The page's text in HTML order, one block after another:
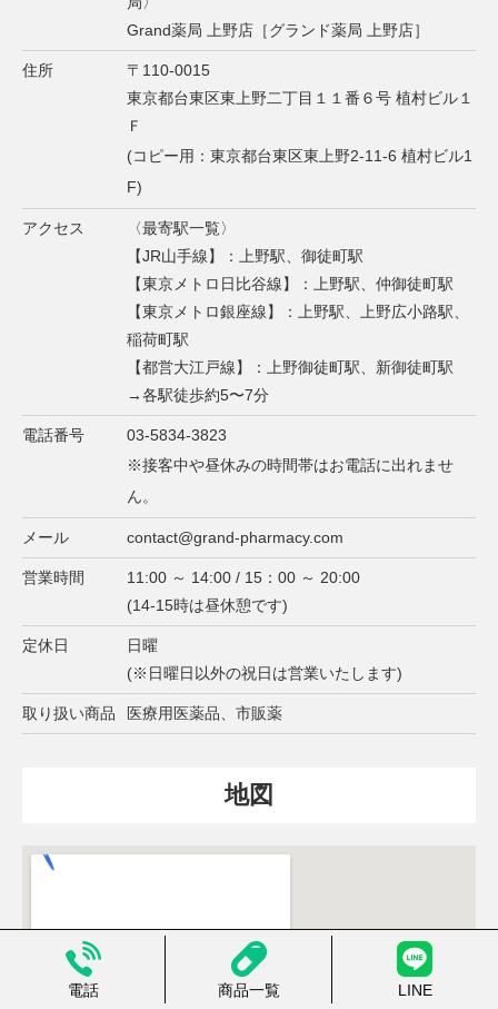
Grand薬局 上野店［グランド薬局 上野店］
住所
〒110-0015
東京都台東区東上野二丁目１１番６号 植村ビル１
Ｆ
(コピー用：東京都台東区東上野2-11-6 植村ビル1
F)
アクセス
〈最寄駅一覧〉
【JR山手線】：上野駅、御徒町駅
【東京メトロ日比谷線】：上野駅、仲御徒町駅
【東京メトロ銀座線】：上野駅、上野広小路駅、
稲荷町駅
【都営大江戸線】：上野御徒町駅、新御徒町駅
→各駅徒歩約5〜7分
電話番号
03-5834-3823
※接客中や昼休みの時間帯はお電話に出れませ
ん。
メール contact@grand-pharmacy.com
営業時間
11:00 ～ 14:00 / 15：00 ～ 20:00
(14-15時は昼休憩です)
定休日
日曜
(※日曜日以外の祝日は営業いたします)
取り扱い商品 医療用医薬品、市販薬
地図
電話 商品一覧 LINE